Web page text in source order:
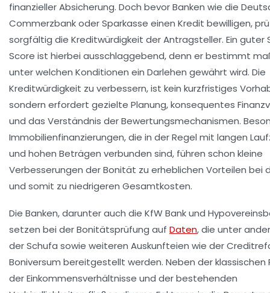
finanzieller Absicherung. Doch bevor Banken wie die
Commerzbank oder Sparkasse einen Kredit bewilligen,
sorgfältig die Kreditwürdigkeit der Antragsteller. Ein guter
Score ist hierbei ausschlaggebend, denn er bestimmt
unter welchen Konditionen ein Darlehen gewährt wird. Die
Kreditwürdigkeit zu verbessern, ist kein kurzfristiges
sondern erfordert gezielte Planung, konsequentes
und das Verständnis der Bewertungsmechanismen.
Immobilienfinanzierungen, die in der Regel mit langen
und hohen Beträgen verbunden sind, führen schon kleine
Verbesserungen der Bonität zu erheblichen Vorteilen bei
und somit zu niedrigeren Gesamtkosten.
Die Banken, darunter auch die KfW Bank und
setzen bei der Bonitätsprüfung auf Daten, die unter
der Schufa sowie weiteren Auskunfteien wie der
Boniversum bereitgestellt werden. Neben der klassischen
der Einkommensverhältnisse und der bestehenden